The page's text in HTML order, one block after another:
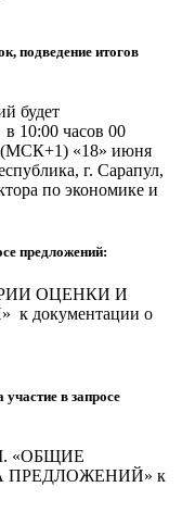
подведение итогов
будет
10:00 часов 00
(МСК+1) «18» июня
г. Сарапул,
по экономике и
предложений:
ОЦЕНКИ И
о
в запросе
«ОБЩИЕ
к